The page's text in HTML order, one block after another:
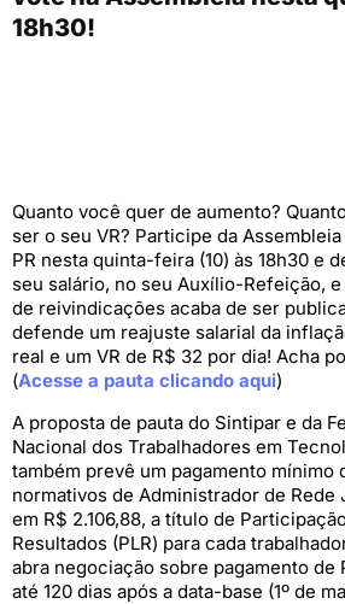
18h30!
Quanto você quer de aumento?
ser o seu VR? Participe da
PR nesta quinta-feira (10) às 18h30 e
seu salário, no seu Auxílio-Refeição,
de reivindicações acaba de ser
defende um reajuste salarial da
real e um VR de R$ 32 por dia! Acha
(Acesse a pauta clicando aqui)
A proposta de pauta do Sintipar e da
Nacional dos Trabalhadores em
também prevê um pagamento mínimo
normativos de Administrador de Rede
em R$ 2.106,88, a título de
Resultados (PLR) para cada
abra negociação sobre pagamento de
até 120 dias após a data-base (1º de